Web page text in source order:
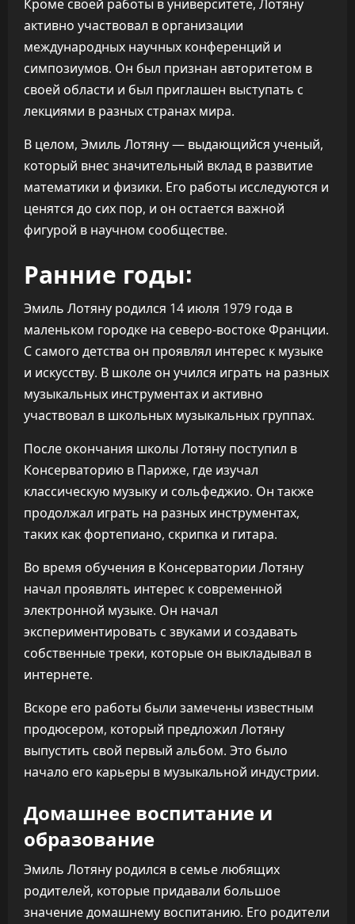
Кроме своей работы в университете, Лотяну
активно участвовал в организации
международных научных конференций и
симпозиумов. Он был признан авторитетом в
своей области и был приглашен выступать с
лекциями в разных странах мира.
В целом, Эмиль Лотяну — выдающийся ученый,
который внес значительный вклад в развитие
математики и физики. Его работы исследуются и
ценятся до сих пор, и он остается важной
фигурой в научном сообществе.
Ранние годы:
Эмиль Лотяну родился 14 июля 1979 года в
маленьком городке на северо-востоке Франции.
С самого детства он проявлял интерес к музыке
и искусству. В школе он учился играть на разных
музыкальных инструментах и активно
участвовал в школьных музыкальных группах.
После окончания школы Лотяну поступил в
Консерваторию в Париже, где изучал
классическую музыку и сольфеджио. Он также
продолжал играть на разных инструментах,
таких как фортепиано, скрипка и гитара.
Во время обучения в Консерватории Лотяну
начал проявлять интерес к современной
электронной музыке. Он начал
экспериментировать с звуками и создавать
собственные треки, которые он выкладывал в
интернете.
Вскоре его работы были замечены известным
продюсером, который предложил Лотяну
выпустить свой первый альбом. Это было
начало его карьеры в музыкальной индустрии.
Домашнее воспитание и
образование
Эмиль Лотяну родился в семье любящих
родителей, которые придавали большое
значение домашнему воспитанию. Его родители